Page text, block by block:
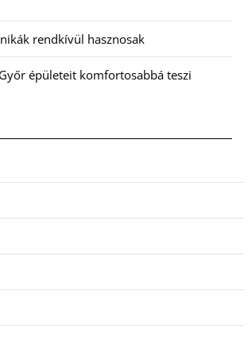
rendkívül hasznosak
épületeit komfortosabbá teszi